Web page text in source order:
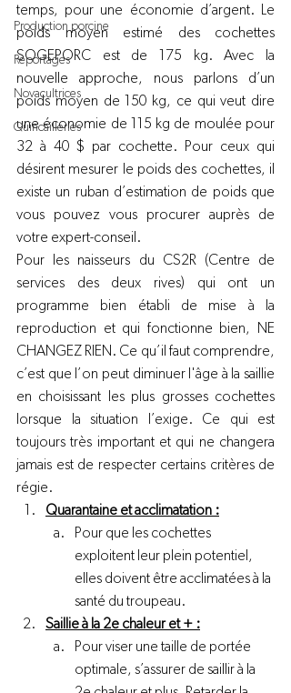
Production porcine
Reportages
Novacultrices
Quincailleries
temps, pour une économie d’argent. Le
poids moyen estimé des cochettes
SOGEPORC est de 175 kg. Avec la
nouvelle approche, nous parlons d’un
poids moyen de 150 kg, ce qui veut dire
une économie de 115 kg de moulée pour
32 à 40 $ par cochette. Pour ceux qui
désirent mesurer le poids des cochettes, il
existe un ruban d’estimation de poids que
vous pouvez vous procurer auprès de
votre expert-conseil.
Pour les naisseurs du CS2R (Centre de
services des deux rives) qui ont un
programme bien établi de mise à la
reproduction et qui fonctionne bien, NE
CHANGEZ RIEN. Ce qu’il faut comprendre,
c’est que l’on peut diminuer l'âge à la saillie
en choisissant les plus grosses cochettes
lorsque la situation l’exige. Ce qui est
toujours très important et qui ne changera
jamais est de respecter certains critères de
régie.
Quarantaine et acclimatation :
Pour que les cochettes
exploitent leur plein potentiel,
elles doivent être acclimatées à la
santé du troupeau.
Saillie à la 2e chaleur et + :
Pour viser une taille de portée
optimale, s’assurer de saillir à la